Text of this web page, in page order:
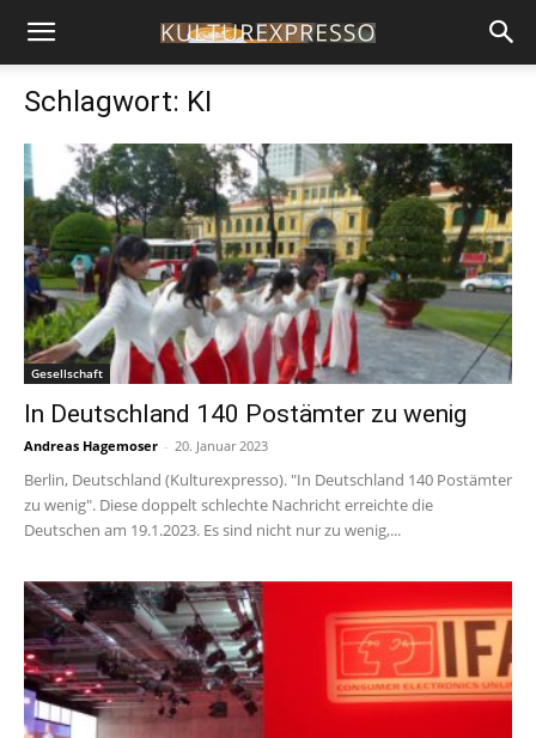
Schlagwort: KI
Gesellschaft
In Deutschland 140 Postämter zu wenig
Andreas Hagemoser - 20. Januar 2023
Berlin, Deutschland (Kulturexpresso). "In Deutschland 140 Postämter
zu wenig". Diese doppelt schlechte Nachricht erreichte die
Deutschen am 19.1.2023. Es sind nicht nur zu wenig,...